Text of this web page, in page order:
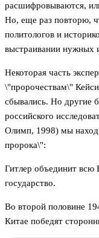
расшифровываются,
Но, еще раз повторю,
политологов и
выстраивании нужных
Некоторая часть
\"пророчествам\"
сбывались. Но другие
российского
Олимп, 1998) мы
пророка\":
Гитлер объединит всю
государство.
Во второй половине
Китае победят